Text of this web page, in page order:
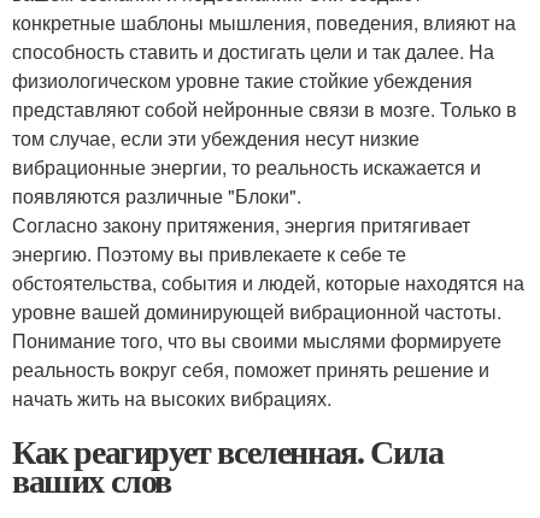
конкретные шаблоны мышления, поведения, влияют на
способность ставить и достигать цели и так далее. На
физиологическом уровне такие стойкие убеждения
представляют собой нейронные связи в мозге. Только в
том случае, если эти убеждения несут низкие
вибрационные энергии, то реальность искажается и
появляются различные "Блоки".
Согласно закону притяжения, энергия притягивает
энергию. Поэтому вы привлекаете к себе те
обстоятельства, события и людей, которые находятся на
уровне вашей доминирующей вибрационной частоты.
Понимание того, что вы своими мыслями формируете
реальность вокруг себя, поможет принять решение и
начать жить на высоких вибрациях.
Как реагирует вселенная. Сила
ваших слов